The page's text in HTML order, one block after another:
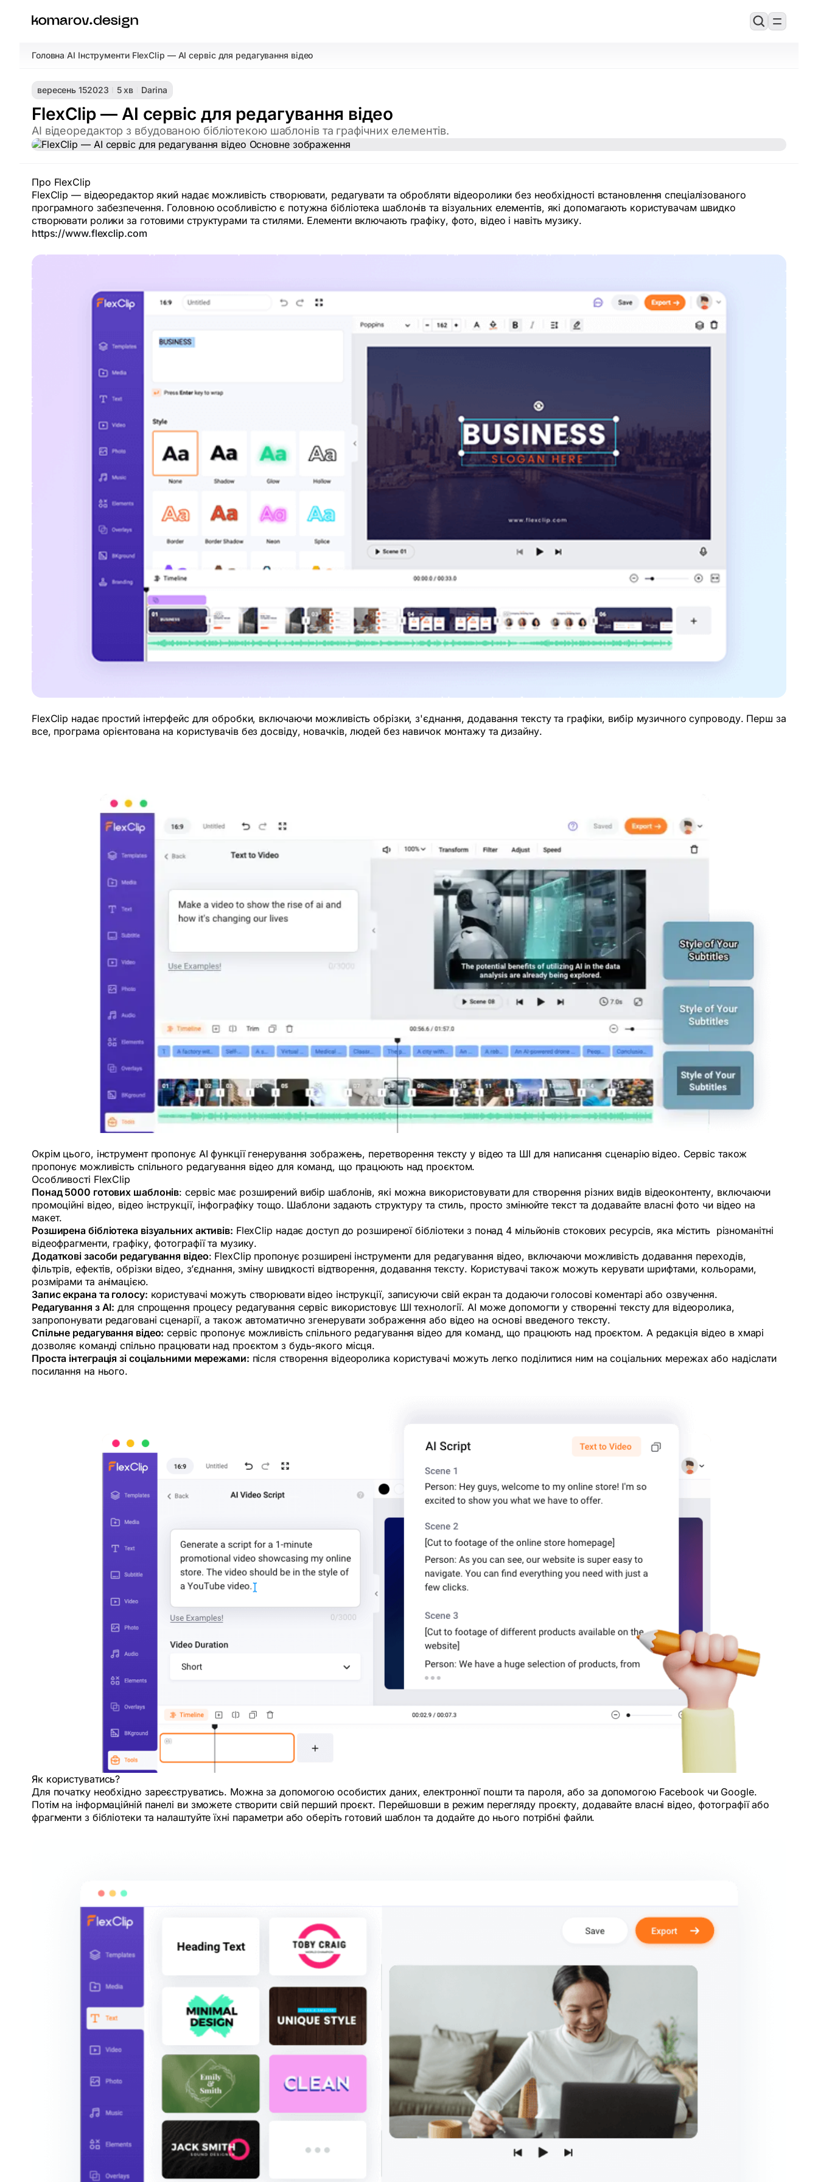
Головна/AI Інструменти/FlexClip — AI cервіс для редагування відео
вересень 152023 5 хв Darina
FlexClip — AI cервіс для редагування відео
AI відеоредактор з вбудованою бібліотекою шаблонів та графічних елементів.
Про FlexClip
FlexClip — відеоредактор який надає можливість створювати, редагувати та обробляти відеоролики без необхідності встановлення спеціалізованого
програмного забезпечення. Головною особливістю є потужна бібліотека шаблонів та візуальних елементів, які допомагають користувачам швидко
створювати ролики за готовими структурами та стилями. Елементи включають графіку, фото, відео і навіть музику.
https://www.flexclip.com
FlexClip надає простий інтерфейс для обробки, включаючи можливість обрізки, з'єднання, додавання тексту та графіки, вибір музичного супроводу. Перш за
все, програма орієнтована на користувачів без досвіду, новачків, людей без навичок монтажу та дизайну.
Окрім цього, інструмент пропонує AI функції генерування зображень, перетворення тексту у відео та ШІ для написання сценарію відео. Сервіс також
пропонує можливість спільного редагування відео для команд, що працюють над проєктом.
Особливості FlexClip
Понад 5000 готових шаблонів: сервіс має розширений вибір шаблонів, які можна використовувати для створення різних видів відеоконтенту, включаючи
промоційні відео, відео інструкції, інфографіку тощо. Шаблони задають структуру та стиль, просто змінюйте текст та додавайте власні фото чи відео на
макет.
Розширена бібліотека візуальних активів: FlexClip надає доступ до розширеної бібліотеки з понад 4 мільйонів стокових ресурсів, яка містить різноманітні
відеофрагменти, графіку, фотографії та музику.
Додаткові засоби редагування відео: FlexClip пропонує розширені інструменти для редагування відео, включаючи можливість додавання переходів,
фільтрів, ефектів, обрізки відео, з’єднання, зміну швидкості відтворення, додавання тексту. Користувачі також можуть керувати шрифтами, кольорами,
розмірами та анімацією.
Запис екрана та голосу: користувачі можуть створювати відео інструкції, записуючи свій екран та додаючи голосові коментарі або озвучення.
Редагування з AI: для спрощення процесу редагування сервіс використовує ШІ технології. AI може допомогти у створенні тексту для відеоролика,
запропонувати редаговані сценарії, а також автоматично згенерувати зображення або відео на основі введеного тексту.
Спільне редагування відео: сервіс пропонує можливість спільного редагування відео для команд, що працюють над проєктом. А редакція відео в хмарі
дозволяє команді спільно працювати над проєктом з будь-якого місця.
Проста інтеграція зі соціальними мережами: після створення відеоролика користувачі можуть легко поділитися ним на соціальних мережах або надіслати
посилання на нього.
Як користуватись?
Для початку необхідно зареєструватись. Можна за допомогою особистих даних, електронної пошти та пароля, або за допомогою Facebook чи Google.
Потім на інформаційній панелі ви зможете створити свій перший проєкт. Перейшовши в режим перегляду проєкту, додавайте власні відео, фотографії або
фрагменти з бібліотеки та налаштуйте їхні параметри або оберіть готовий шаблон та додайте до нього потрібні файли.